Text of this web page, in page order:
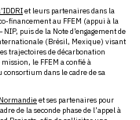
et leurs partenaires dans la
financement au FFEM (appui à la
puis de la Note d’engagement de
(Brésil, Mexique) visant
trajectoires de décarbonation
le FFEM a confié à
dans le cadre de sa
et ses partenaires pour
de la seconde phase de l’appel à